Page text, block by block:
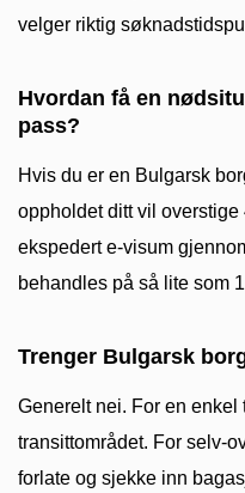
velger riktig
Hvordan få en
pass?
Hvis du er en Bulgarsk
oppholdet ditt vil
ekspedert e-visum
behandles på så lite som
Trenger Bulgarsk
Generelt nei. For en enkel
transittområdet. For selv-
forlate og sjekke inn